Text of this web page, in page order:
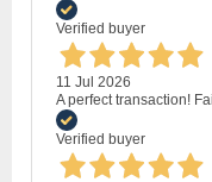
Verified buyer
11 Jul 2026
A perfect transaction!
Verified buyer